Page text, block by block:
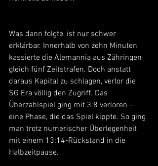
Was dann folgte, ist nur schwer
erklärbar. Innerhalb von zehn Minuten
kassierte die Alemannia aus Zähringen
gleich fünf Zeitstrafen. Doch anstatt
daraus Kapital zu schlagen, verlor die
SG Era völlig den Zugriff. Das
Überzahlspiel ging mit 3:8 verloren –
eine Phase, die das Spiel kippte. So ging
man trotz numerischer Überlegenheit
mit einem 13:14-Rückstand in die
Halbzeitpause.